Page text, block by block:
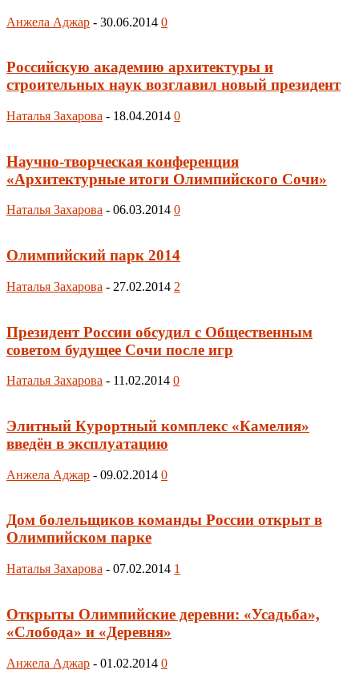
Анжела Аджар - 30.06.2014 0
Российскую академию архитектуры и
строительных наук возглавил новый президент
Наталья Захарова - 18.04.2014 0
Научно-творческая конференция
«Архитектурные итоги Олимпийского Сочи»
Наталья Захарова - 06.03.2014 0
Олимпийский парк 2014
Наталья Захарова - 27.02.2014 2
Президент России обсудил с Общественным
советом будущее Сочи после игр
Наталья Захарова - 11.02.2014 0
Элитный Курортный комплекс «Камелия»
введён в эксплуатацию
Анжела Аджар - 09.02.2014 0
Дом болельщиков команды России открыт в
Олимпийском парке
Наталья Захарова - 07.02.2014 1
Открыты Олимпийские деревни: «Усадьба»,
«Слобода» и «Деревня»
Анжела Аджар - 01.02.2014 0